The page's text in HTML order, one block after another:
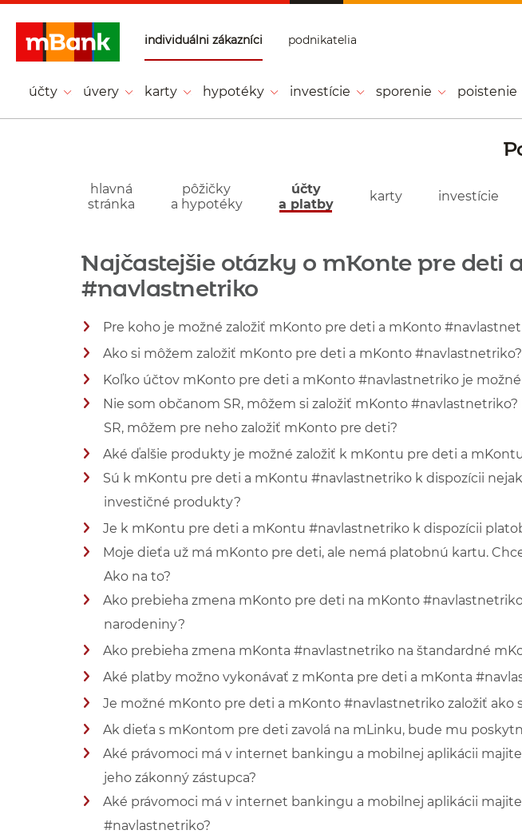
uálni zákazníci -
Hlavná stránka
individuálni zákazníci
účty úvery karty hypotéky investície sporenie poistenie
podnikatelia
hlavná
stránka
pôžičky
a hypotéky
účty
a platby
karty investície
Najčastejšie otázky o mKonte pre deti
#navlastnetriko
Pre koho je možné založiť mKonto pre deti a mKonto
Zobraziť viac informácií
Ako si môžem založiť mKonto pre deti a mKonto #navlastnetriko?
Zobraziť viac informácií
Koľko účtov mKonto pre deti a mKonto #navlastnetriko je možné
Zobraziť viac informácií
Nie som občanom SR, môžem si založiť mKonto
SR, môžem pre neho založiť mKonto pre deti?
Zobraziť viac informácií
Aké ďalšie produkty je možné založiť k mKontu pre deti a
Zobraziť viac informácií
Sú k mKontu pre deti a mKontu #navlastnetriko k dispozícii
investičné produkty?
Zobraziť viac informácií
Je k mKontu pre deti a mKontu #navlastnetriko k dispozícii
Zobraziť viac informácií
Moje dieťa už má mKonto pre deti, ale nemá platobnú kartu.
Ako na to?
Zobraziť viac informácií
Ako prebieha zmena mKonto pre deti na mKonto
narodeniny?
Zobraziť viac informácií
Ako prebieha zmena mKonta #navlastnetriko na štandardné
Zobraziť viac informácií
Aké platby možno vykonávať z mKonta pre deti a mKonta
Zobraziť viac informácií
Je možné mKonto pre deti a mKonto #navlastnetriko založiť ako
Zobraziť viac informácií
Ak dieťa s mKontom pre deti zavolá na mLinku, bude mu
Zobraziť viac informácií
Aké právomoci má v internet bankingu a mobilnej aplikácii
jeho zákonný zástupca?
Zobraziť viac informácií
Aké právomoci má v internet bankingu a mobilnej aplikácii
#navlastnetriko?